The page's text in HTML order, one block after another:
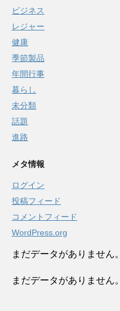
ビジネス
レジャー
健康
季節製品
年間行事
暮らし
未分類
話題
進路
メタ情報
ログイン
投稿フィード
コメントフィード
WordPress.org
まだデータがありません。
まだデータがありません。